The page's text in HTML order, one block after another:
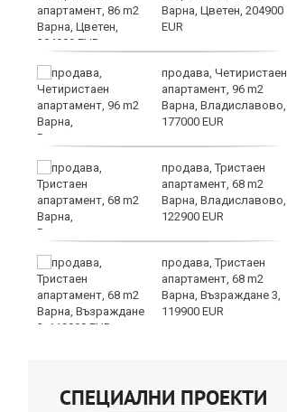
Варна, Цветен, 204900
EUR
продава, Четиристаен
апартамент, 96 m2
Варна, Владиславово,
177000 EUR
продава, Тристаен
апартамент, 68 m2
Варна, Владиславово,
122900 EUR
продава, Тристаен
апартамент, 68 m2
Варна, Възраждане 3,
119900 EUR
СПЕЦИАЛНИ ПРОЕКТИ